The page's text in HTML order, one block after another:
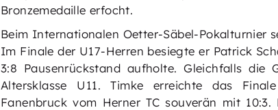
Bronzemedaille erfocht.
Beim Internationalen Oetter-Säbel-Pokalturnier
Im Finale der U17-Herren besiegte er Patrick
3:8 Pausenrückstand aufholte. Gleichfalls
Altersklasse U11. Timke erreichte das
Fanenbruck vom Herner TC souverän mit